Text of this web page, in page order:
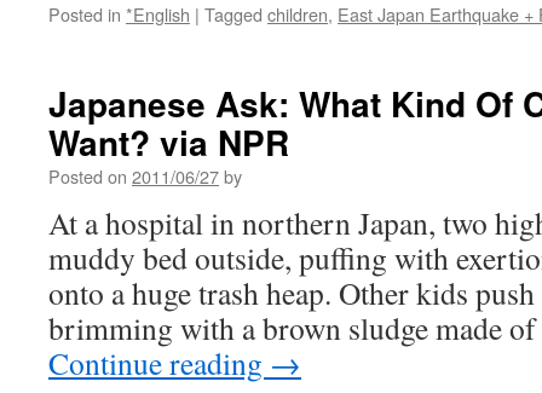
Posted in *English | Tagged children, East Japan Earthquake +
Japanese Ask: What Kind Of
Want? via NPR
Posted on 2011/06/27by
At a hospital in northern Japan, two
muddy bed outside, puffing with
onto a huge trash heap. Other kids
brimming with a brown sludge made
Continue reading →